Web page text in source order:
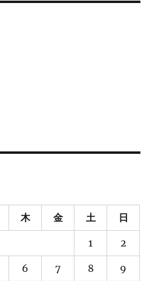
木 金 土 日
1 2
6 7 8 9